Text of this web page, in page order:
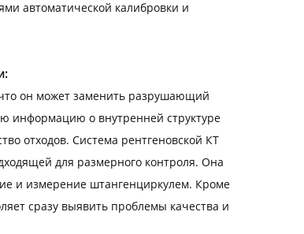
автоматической калибровки и
он может заменить разрушающий
информацию о внутренней структуре
отходов. Система рентгеновской КТ
для размерного контроля. Она
и измерение штангенциркулем. Кроме
сразу выявить проблемы качества и